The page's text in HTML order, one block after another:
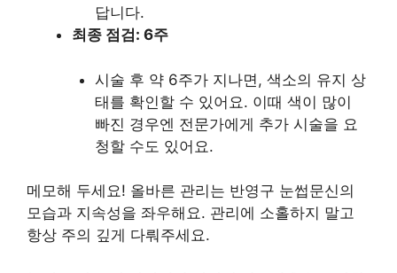
답니다.
최종 점검: 6주
시술 후 약 6주가 지나면, 색소의 유지 상
태를 확인할 수 있어요. 이때 색이 많이
빠진 경우엔 전문가에게 추가 시술을 요
청할 수도 있어요.
메모해 두세요! 올바른 관리는 반영구 눈썹문신의
모습과 지속성을 좌우해요. 관리에 소홀하지 말고
항상 주의 깊게 다뤄주세요.